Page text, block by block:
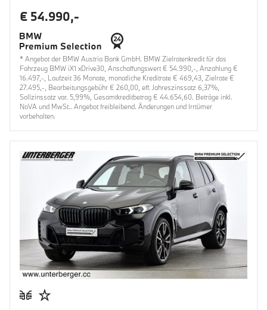
€ 54.990,-
* Angebot der BMW Austria Bank GmbH. BMW Zielratenkredit für das
Fahrzeug BMW iX1 xDrive30, Anschaffungswert € 54.990,-, Anzahlung €
16.497,-, Laufzeit 36 Monate, monatliche Kreditrate € 469,43, Zielrate €
27.495,-, Bearbeitungsgebühr € 260,00, eff. Jahreszinssatz 6,37%,
Sollzinssatz var. 5,99%, Gesamtkreditbetrag € 44.654,60. Beträge inkl.
NoVA und MwSt.. Angebot freibleibend. Änderungen und Irrtümer
vorbehalten.